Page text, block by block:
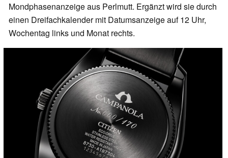
Mondphasenanzeige aus Perlmutt. Ergänzt wird sie durch
einen Dreifachkalender mit Datumsanzeige auf 12 Uhr,
Wochentag links und Monat rechts.